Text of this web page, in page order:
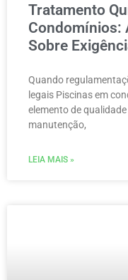
Tratamento
Condomínios:
Sobre
Quando
legais Piscinas em
elemento de
manutenção,
LEIA MAIS »